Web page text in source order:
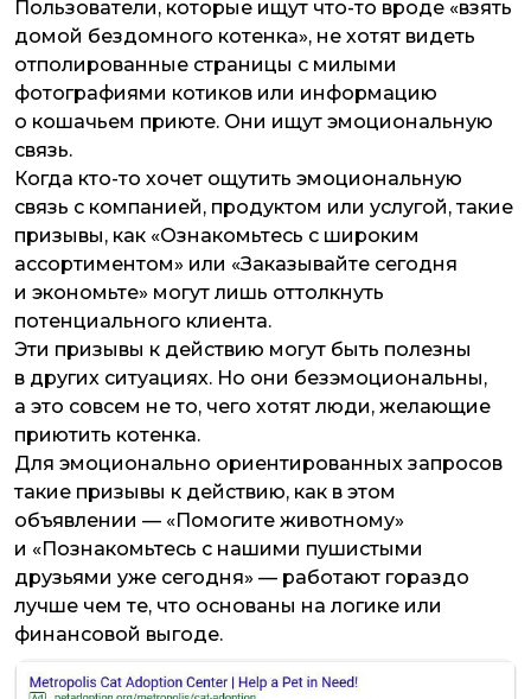
Пользователи, которые ищут что-то вроде «взять
домой бездомного котенка», не хотят видеть
отполированные страницы с милыми
фотографиями котиков или информацию
о кошачьем приюте. Они ищут эмоциональную
связь.
Когда кто-то хочет ощутить эмоциональную
связь с компанией, продуктом или услугой, такие
призывы, как «Ознакомьтесь с широким
ассортиментом» или «Заказывайте сегодня
и экономьте» могут лишь оттолкнуть
потенциального клиента.
Эти призывы к действию могут быть полезны
в других ситуациях. Но они безэмоциональны,
а это совсем не то, чего хотят люди, желающие
приютить котенка.
Для эмоционально ориентированных запросов
такие призывы к действию, как в этом
объявлении — «Помогите животному»
и «Познакомьтесь с нашими пушистыми
друзьями уже сегодня» — работают гораздо
лучше чем те, что основаны на логике или
финансовой выгоде.